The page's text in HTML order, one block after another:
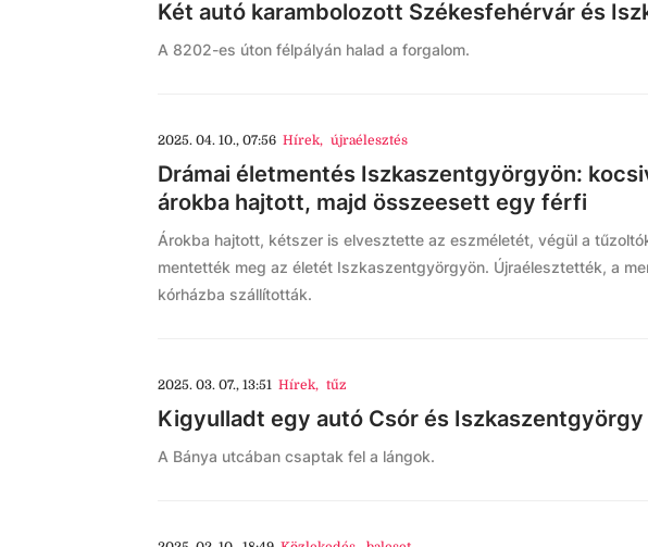
Két autó karambolozott Székesfehérvár és
A 8202-es úton félpályán halad a forgalom.
2025. 04. 10., 07:56 Hírek, újraélesztés
Drámai életmentés Iszkaszentgyörgyön:
árokba hajtott, majd összeesett egy férfi
Árokba hajtott, kétszer is elvesztette az eszméletét, végül a
mentették meg az életét Iszkaszentgyörgyön. Újraélesztették, a
kórházba szállították.
2025. 03. 07., 13:51 Hírek, tűz
Kigyulladt egy autó Csór és
A Bánya utcában csaptak fel a lángok.